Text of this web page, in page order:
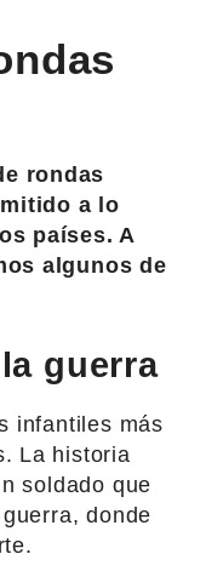
rondas
a lo
países. A
algunos de
guerra
infantiles más
La historia
soldado que
donde